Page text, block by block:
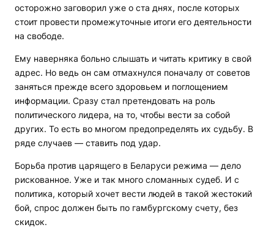
осторожно заговорил уже о ста днях, после которых
стоит провести промежуточные итоги его деятельности
на свободе.
Ему наверняка больно слышать и читать критику в свой
адрес. Но ведь он сам отмахнулся поначалу от советов
заняться прежде всего здоровьем и поглощением
информации. Сразу стал претендовать на роль
политического лидера, на то, чтобы вести за собой
других. То есть во многом предопределять их судьбу. В
ряде случаев — ставить под удар.
Борьба против царящего в Беларуси режима — дело
рискованное. Уже и так много сломанных судеб. И с
политика, который хочет вести людей в такой жестокий
бой, спрос должен быть по гамбургскому счету, без
скидок.